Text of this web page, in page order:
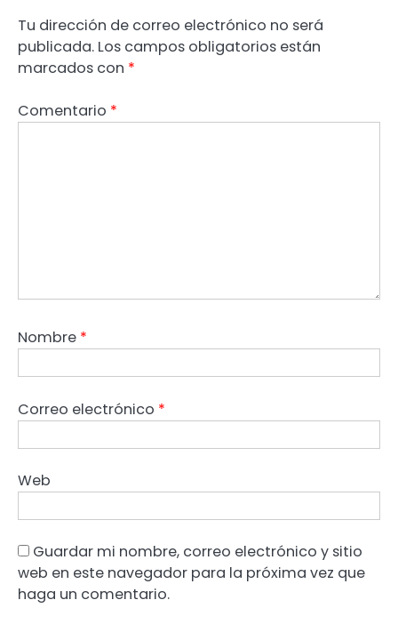
Tu dirección de correo electrónico no será
publicada. Los campos obligatorios están
marcados con *
Comentario *
Nombre *
Correo electrónico *
Web
Guardar mi nombre, correo electrónico y sitio
web en este navegador para la próxima vez que
haga un comentario.